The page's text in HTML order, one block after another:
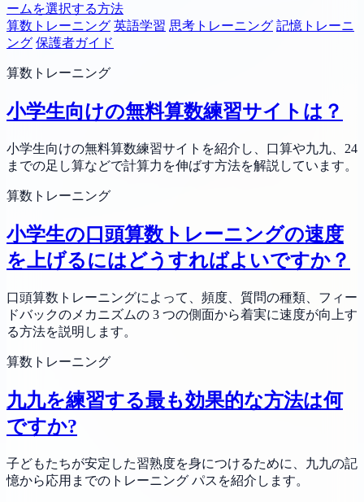
ームを選択する方法
算数トレーニング 英語学習 思考トレーニング 記憶トレーニ
ング 保護者ガイド
算数トレーニング
小学生向けの無料算数練習サイトは？
小学生向けの無料算数練習サイトを紹介し、口算や九九、24
までの足し算などで計算力を伸ばす方法を解説しています。
算数トレーニング
小学生の口頭算数トレーニングの速度
を上げるにはどうすればよいですか？
口頭算数トレーニングによって、頻度、質問の種類、フィー
ドバックのメカニズムの 3 つの側面から着実に速度が向上す
る方法を説明します。
算数トレーニング
九九を練習する最も効果的な方法は何
ですか?
子どもたちが安定した習熟度を身につけるために、九九の記
憶から応用までのトレーニング パスを紹介します。